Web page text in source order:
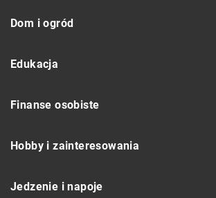
Dom i ogród
Edukacja
Finanse osobiste
Hobby i zainteresowania
Jedzenie i napoje